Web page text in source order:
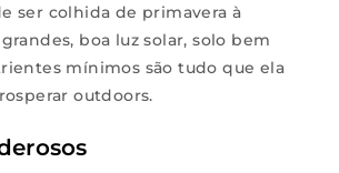
ser colhida de primavera à
boa luz solar, solo bem
mínimos são tudo que ela
outdoors.